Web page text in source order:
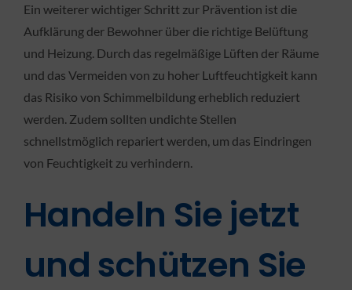
Ein weiterer wichtiger Schritt zur Prävention ist die
Aufklärung der Bewohner über die richtige Belüftung
und Heizung. Durch das regelmäßige Lüften der Räume
und das Vermeiden von zu hoher Luftfeuchtigkeit kann
das Risiko von Schimmelbildung erheblich reduziert
werden. Zudem sollten undichte Stellen
schnellstmöglich repariert werden, um das Eindringen
von Feuchtigkeit zu verhindern.
Handeln Sie jetzt
und schützen Sie